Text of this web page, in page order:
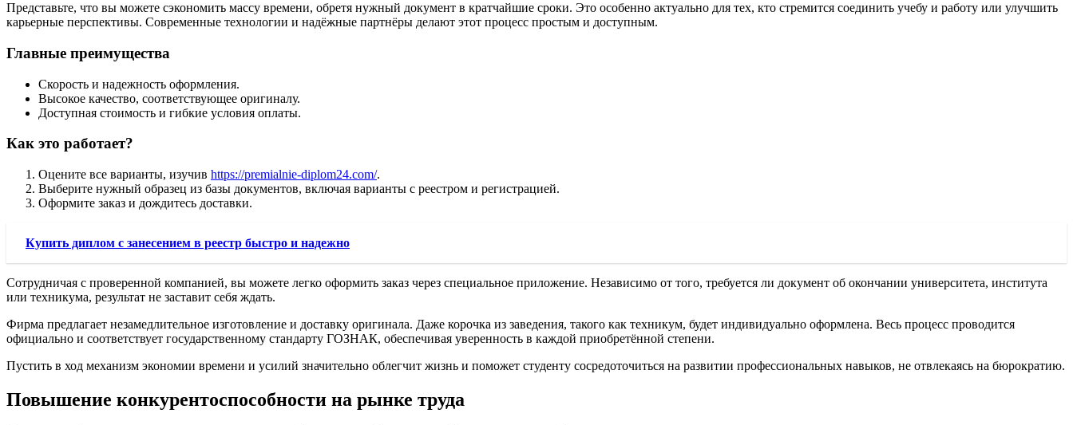
Представьте, что вы можете сэкономить массу времени, обретя нужный документ в кратчайшие сроки. Это особенно актуально для тех, кто стремится соединить учебу и работу или улучшить
карьерные перспективы. Современные технологии и надёжные партнёры делают этот процесс простым и доступным.
Главные преимущества
Скорость и надежность оформления.
Высокое качество, соответствующее оригиналу.
Доступная стоимость и гибкие условия оплаты.
Как это работает?
Оцените все варианты, изучив https://premialnie-diplom24.com/.
Выберите нужный образец из базы документов, включая варианты с реестром и регистрацией.
Оформите заказ и дождитесь доставки.
Купить диплом с занесением в реестр быстро и надежно
Сотрудничая с проверенной компанией, вы можете легко оформить заказ через специальное приложение. Независимо от того, требуется ли документ об окончании университета, института
или техникума, результат не заставит себя ждать.
Фирма предлагает незамедлительное изготовление и доставку оригинала. Даже корочка из заведения, такого как техникум, будет индивидуально оформлена. Весь процесс проводится
официально и соответствует государственному стандарту ГОЗНАК, обеспечивая уверенность в каждой приобретённой степени.
Пустить в ход механизм экономии времени и усилий значительно облегчит жизнь и поможет студенту сосредоточиться на развитии профессиональных навыков, не отвлекаясь на бюрократию.
Повышение конкурентоспособности на рынке труда